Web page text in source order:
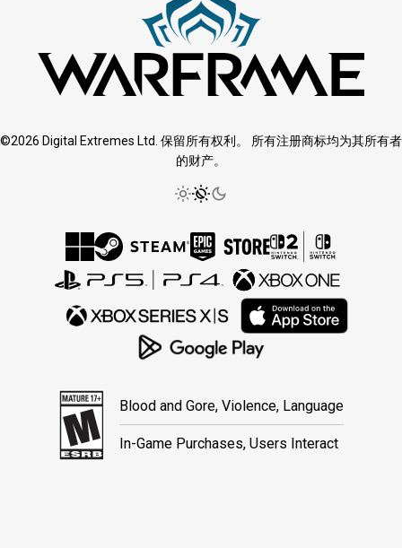
©2026 Digital Extremes Ltd. 保留所有权利。 所有注册商标均为其所有者
的财产。
Blood and Gore, Violence, Language
In-Game Purchases, Users Interact